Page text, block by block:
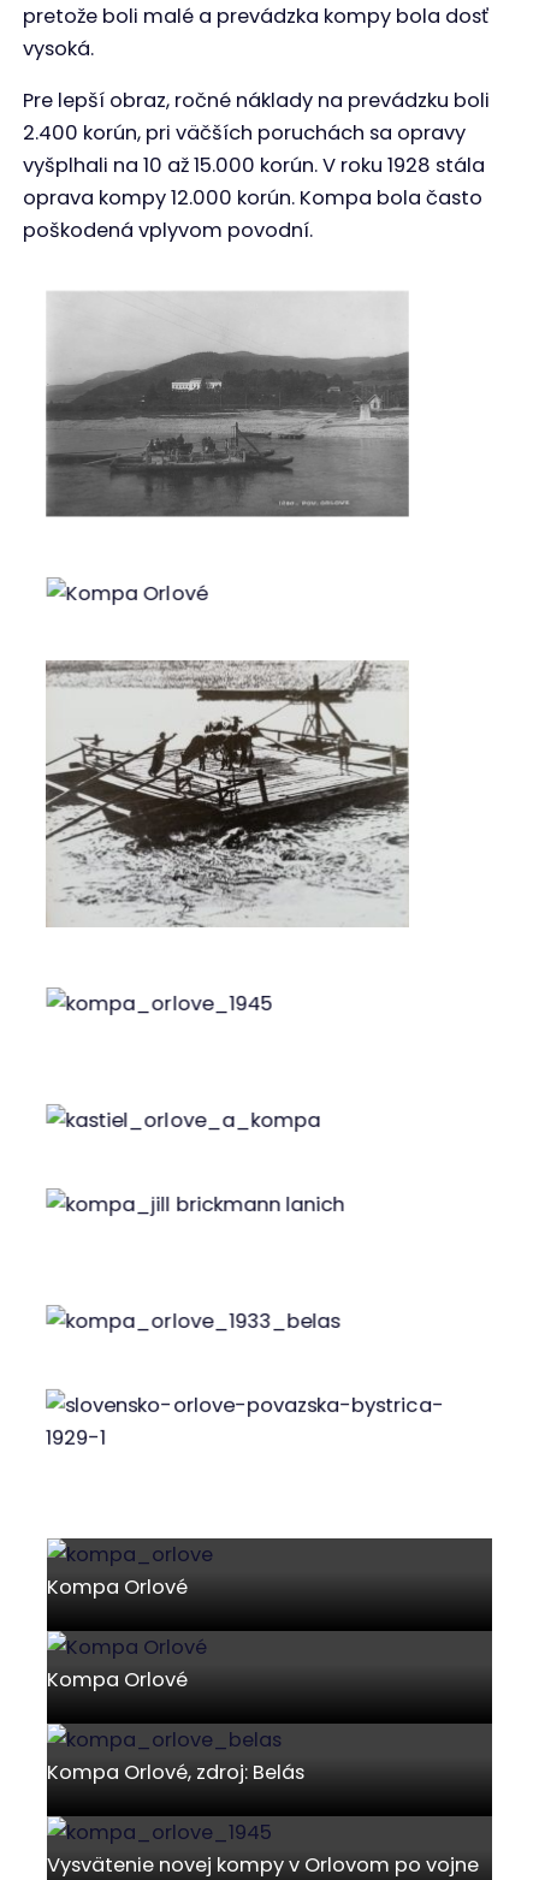
pretože boli malé a prevádzka kompy bola dosť
vysoká.
Pre lepší obraz, ročné náklady na prevádzku boli
2.400 korún, pri väčších poruchách sa opravy
vyšplhali na 10 až 15.000 korún. V roku 1928 stála
oprava kompy 12.000 korún. Kompa bola často
poškodená vplyvom povodní.
Kompa Orlové
Kompa Orlové
Kompa Orlové, zdroj: Belás
Vysvätenie novej kompy v Orlovom po vojne